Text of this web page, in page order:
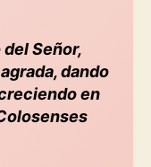
Señor,
dando
en